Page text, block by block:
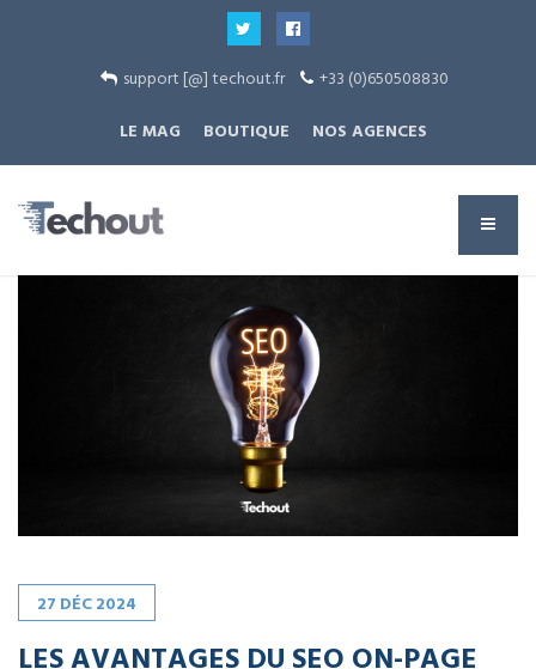
support [@] techout.fr
+33 (0)650508830
LE MAG
BOUTIQUE NOS AGENCES
27 DÉC2024
LES AVANTAGES DU SEO ON-PAGE